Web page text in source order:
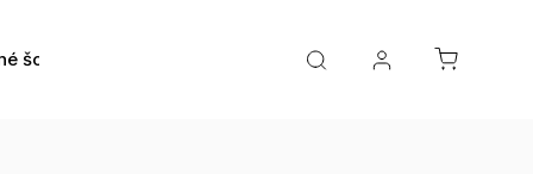
šošovky Roztoky a očné kvapky Doplnky